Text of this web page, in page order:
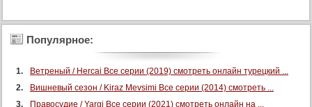
Популярное:
Ветреный / Hercai Все серии (2019) смотреть онлайн турецкий ...
Вишневый сезон / Kiraz Mevsimi Все серии (2014) смотреть ...
Правосудие / Yargi Все серии (2021) смотреть онлайн на ...